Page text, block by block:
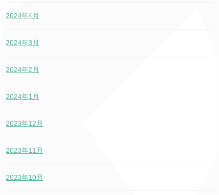
2024年4月
2024年3月
2024年2月
2024年1月
2023年12月
2023年11月
2023年10月